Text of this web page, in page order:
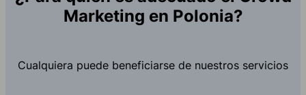
Marketing en Polonia?
Cualquiera puede beneficiarse de nuestros servicios